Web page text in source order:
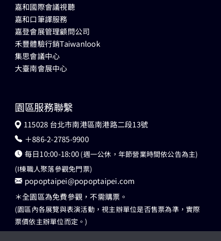
嘉和國際會議視聽
嘉和口筆譯服務
嘉登會展管理顧問公司
禾豐體驗行銷Taiwanlook
集思會議中心
大臺南會展中心
園區服務聯繫
115028 台北市南港區南港路二段13號
＋886-2-2785-9900
每日10:00-18:00 (週一公休，年節營業時間依公告為主)
(I棟職人聚落參觀免門票)
popoptaipei@popoptaipei.com
＊全園區為免費參觀，不需購票。
(園區內各展覽與表演活動，視主辦單位是否售票為準，實際
票價依主辦單位而定。)